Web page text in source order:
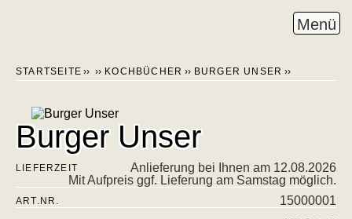
STARTSEITE KOCHBÜCHER BURGER UNSER
Burger Unser
LIEFERZEIT Anlieferung bei Ihnen am 12.08.2026
Mit Aufpreis ggf. Lieferung am Samstag möglich.
ART.NR. 15000001